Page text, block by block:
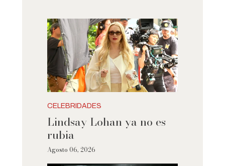
CELEBRIDADES
Lindsay Lohan ya no es
rubia
Agosto 06, 2026